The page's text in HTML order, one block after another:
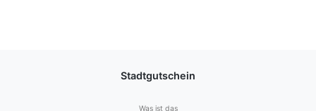
Stadtgutschein
Was ist das